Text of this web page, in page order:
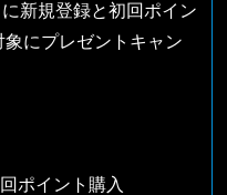
新規登録と初回ポイン
象にプレゼントキャン
ポイント購入